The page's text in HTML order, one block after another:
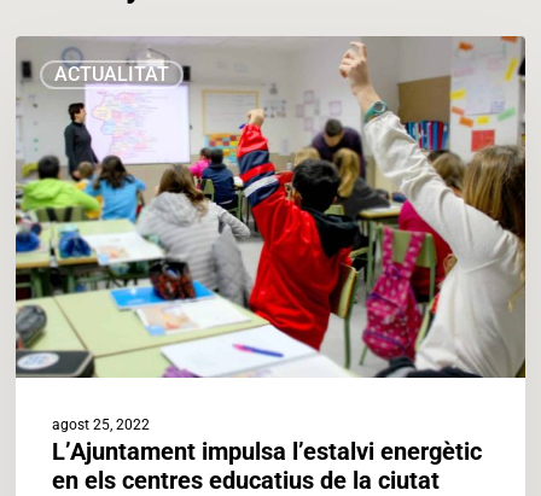
ACTUALITAT
L’Ajuntament
impulsa
l’estalvi
energètic
en
els
centres
educatius
de
la
ciutat
agost 25, 2022
L’Ajuntament impulsa l’estalvi energètic
en els centres educatius de la ciutat